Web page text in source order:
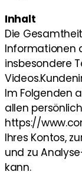
Inhalt
Die
Informationen
insbesondere
Im Folgenden
allen
https://
Ihres Kontos,
und zu
kann.